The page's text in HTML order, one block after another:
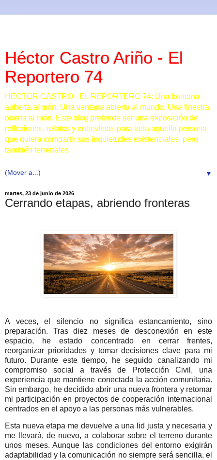
Héctor Castro Ariño - El
Reportero 74
HÉCTOR CASTRO - EL REPORTERO 74: Una bentana
auberta al món. Una ventana abierta al mundo. Una finestra
oberta al món. Este blog pretende ser una exposición de
reflexiones, relatos y entrevistas para toda aquella persona
que quiera compartir sus inquietudes existenciales, pero
también terrenales.
▼
martes, 23 de junio de 2026
Cerrando etapas, abriendo fronteras
A veces, el silencio no significa estancamiento, sino
preparación. Tras diez meses de desconexión en este
espacio, he estado concentrado en cerrar frentes,
reorganizar prioridades y tomar decisiones clave para mi
futuro. Durante este tiempo, he seguido canalizando mi
compromiso social a través de Protección Civil, una
experiencia que mantiene conectada la acción comunitaria.
Sin embargo, he decidido abrir una nueva frontera y retomar
mi participación en proyectos de cooperación internacional
centrados en el apoyo a las personas más vulnerables.
Esta nueva etapa me devuelve a una lid justa y necesaria y
me llevará, de nuevo, a colaborar sobre el terreno durante
unos meses. Aunque las condiciones del entorno exigirán
adaptabilidad y la comunicación no siempre será sencilla, el